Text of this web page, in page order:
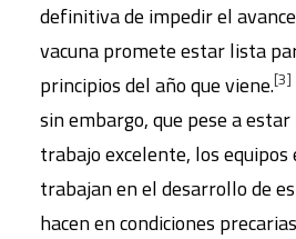
definitiva de impedir el
vacuna promete estar lista
principios del año que viene.[3]
sin embargo, que pese a
trabajo excelente, los equipos
trabajan en el desarrollo de
hacen en condiciones